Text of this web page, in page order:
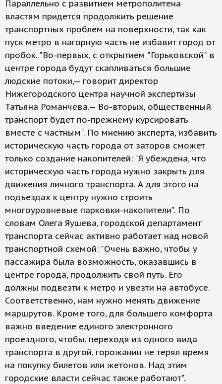
Параллельно с развитием метрополитена
властям придется продолжить решение
транспортных проблем на поверхности, так как
пуск метро в нагорную часть не избавит город от
пробок. "Во-первых, с открытием "Горьковской" в
центре города будут скапливаться большие
людские потоки,— говорит директор
Нижегородского центра научной экспертизы
Татьяна Романчева.— Во-вторых, общественный
транспорт будет по-прежнему курсировать
вместе с частным". По мнению эксперта, избавить
историческую часть города от заторов сможет
только создание накопителей: "Я убеждена, что
историческую часть города нужно закрыть для
движения личного транспорта. А для этого на
подъездах к центру нужно строить
многоуровневые парковки-накопители". По
словам Олега Яушева, городской департамент
транспорта сейчас активно работает над новой
транспортной схемой: "Очень важно, чтобы у
пассажира была возможность, оказавшись в
центре города, продолжить свой путь. Его
должны подвезти к метро и увезти на автобусе.
Соответственно, нам нужно менять движение
маршрутов. Кроме того, для большего комфорта
важно введение единого электронного
проездного, чтобы, переходя из одного вида
транспорта в другой, горожанин не терял время
на покупку билетов или жетонов. Над этим
городские власти сейчас также работают".